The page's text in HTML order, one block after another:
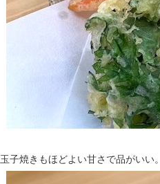
玉子焼きもほどよい甘さで品がいい。